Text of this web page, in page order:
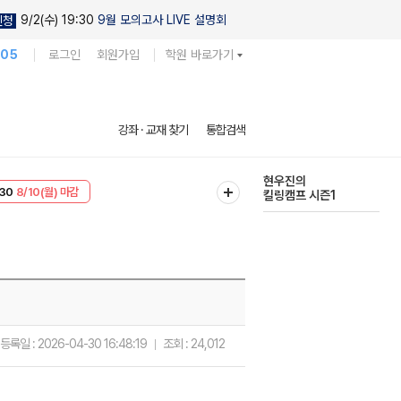
청 9/2(수) 19:30 9월 모의고사 LIVE 설명회
로그인 회원가입 학원 바로가기
강좌 · 교재 찾기 통합검색
8/10(월) 마감
현우진의
킬링캠프 시즌1
등록일 : 2026-04-30 16:48:19 조회 : 24,012